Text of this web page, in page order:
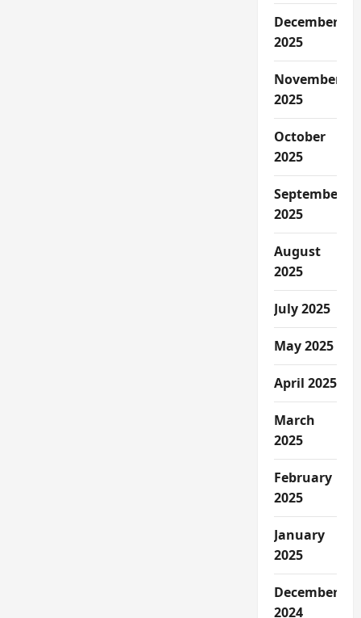
December
2025
November
2025
October
2025
September
2025
August
2025
July 2025
May 2025
April 2025
March
2025
February
2025
January
2025
December
2024